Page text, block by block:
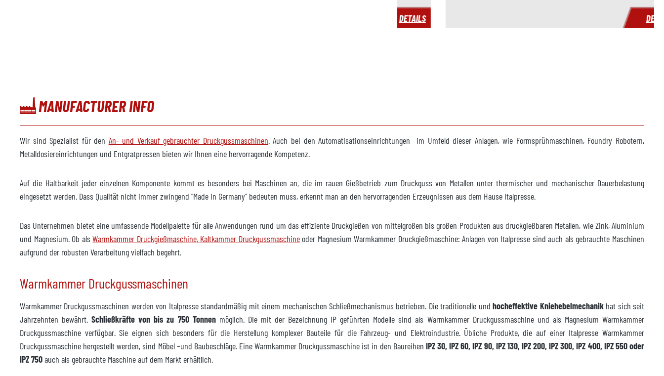
Baujahr
Hersteller
Wollin
Modell
PSM 3 F
Baujahr
2013
Foundry Roboter
verfügbar
Hersteller
ABB
Modell
IRB 4600
Baujahr
Entgratpresse
Hersteller
Robopres
Modell
T30
Baujahr
2000
Zubehör
DETAILS
MANUFACTURER INFO
Wir sind Spezialist für den An- und Verkauf gebrauchter Druckgussmaschinen. Auch bei den Automatisationseinrichtungen im Umfeld dieser Anlagen, wie Formsprühmaschinen, Foundry Robotern,
Metalldosiereinrichtungen und Entgratpressen bieten wir Ihnen eine hervorragende Kompetenz.
Auf die Haltbarkeit jeder einzelnen Komponente kommt es besonders bei Maschinen an, die im rauen Gießbetrieb zum Druckguss von Metallen unter thermischer und mechanischer Dauerbelastung
eingesetzt werden. Dass Qualität nicht immer zwingend "Made in Germany" bedeuten muss, erkennt man an den hervorragenden Erzeugnissen aus dem Hause Italpresse.
Das Unternehmen bietet eine umfassende Modellpalette für alle Anwendungen rund um das effiziente Druckgießen von mittelgroßen bis großen Produkten aus druckgießbaren Metallen, wie Zink, Aluminium
und Magnesium. Ob alsWarmkammer Druckgießmaschine, Kaltkammer Druckgussmaschineoder Magnesium Warmkammer Druckgießmaschine: Anlagen von Italpresse sind auch als gebrauchte Maschinen
aufgrund der robusten Verarbeitung vielfach begehrt.
Warmkammer Druckgussmaschinen
Warmkammer Druckgussmaschinen werden von Italpresse standardmäßig mit einem mechanischen Schließmechanismus betrieben. Die traditionelle undhocheffektive Kniehebelmechanikhat sich seit
Jahrzehnten bewährt.Schließkräfte von bis zu 750 Tonnenmöglich. Die mit der Bezeichnung IP geführten Modelle sind als Warmkammer Druckgussmaschine und als Magnesium Warmkammer
Druckgussmaschine verfügbar. Sie eignen sich besonders für die Herstellung komplexer Bauteile für die Fahrzeug- und Elektroindustrie. Übliche Produkte, die auf einer Italpresse Warmkammer
Druckgussmaschine hergestellt werden, sind Möbel –und Baubeschläge. Eine Warmkammer Druckgussmaschine ist in den Baureihen IPZ 30, IPZ 60, IPZ 90, IPZ 130, IPZ 200, IPZ 300, IPZ 400, IPZ 550 oder
IPZ 750auch als gebrauchte Maschine auf dem Markt erhältlich.